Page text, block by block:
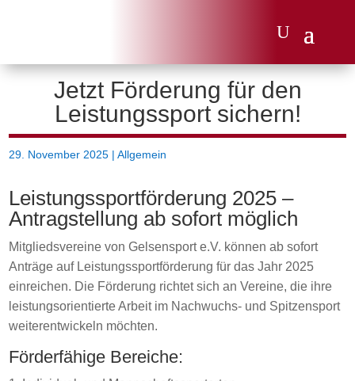
Jetzt Förderung für den
Leistungssport sichern!
29. November 2025 |Allgemein
Leistungssportförderung 2025 –
Antragstellung ab sofort möglich
Mitgliedsvereine von Gelsensport e.V. können ab sofort
Anträge auf Leistungssportförderung für das Jahr 2025
einreichen. Die Förderung richtet sich an Vereine, die ihre
leistungsorientierte Arbeit im Nachwuchs- und Spitzensport
weiterentwickeln möchten.
Förderfähige Bereiche: